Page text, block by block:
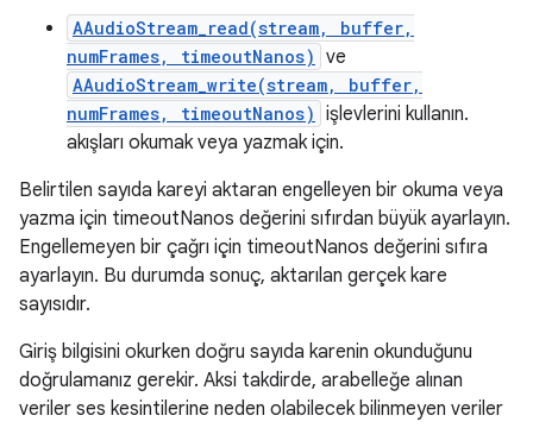
AAudioStream_read(stream, buffer,
numFrames, timeoutNanos) ve
AAudioStream_write(stream, buffer,
numFrames, timeoutNanos) işlevlerini kullanın.
akışları okumak veya yazmak için.
Belirtilen sayıda kareyi aktaran engelleyen bir okuma veya
yazma için timeoutNanos değerini sıfırdan büyük ayarlayın.
Engellemeyen bir çağrı için timeoutNanos değerini sıfıra
ayarlayın. Bu durumda sonuç, aktarılan gerçek kare
sayısıdır.
Giriş bilgisini okurken doğru sayıda karenin okunduğunu
doğrulamanız gerekir. Aksi takdirde, arabelleğe alınan
veriler ses kesintilerine neden olabilecek bilinmeyen veriler